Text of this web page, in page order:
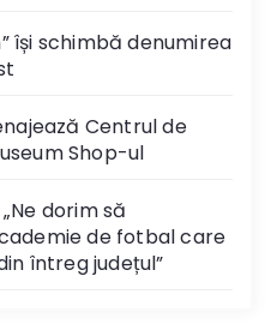
c
o
l
e
își schimbă denumirea
Centrul de
Shop-ul
dorim să
de fotbal care
întreg județul”